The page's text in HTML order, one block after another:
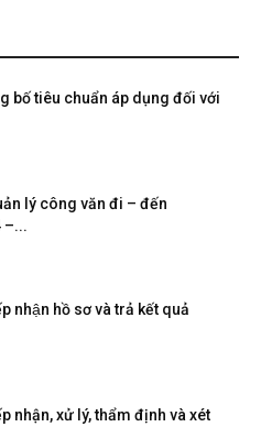
bố tiêu chuẩn áp dụng đối với
lý công văn đi – đến
–...
nhận hồ sơ và trả kết quả
nhận, xử lý, thẩm định và xét